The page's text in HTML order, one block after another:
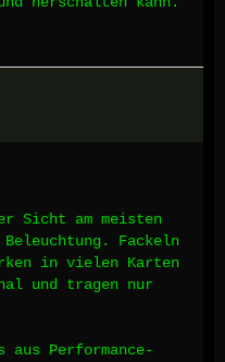
Sicht am meisten
Fackeln
in vielen Karten
und tragen nur
aus Performance-